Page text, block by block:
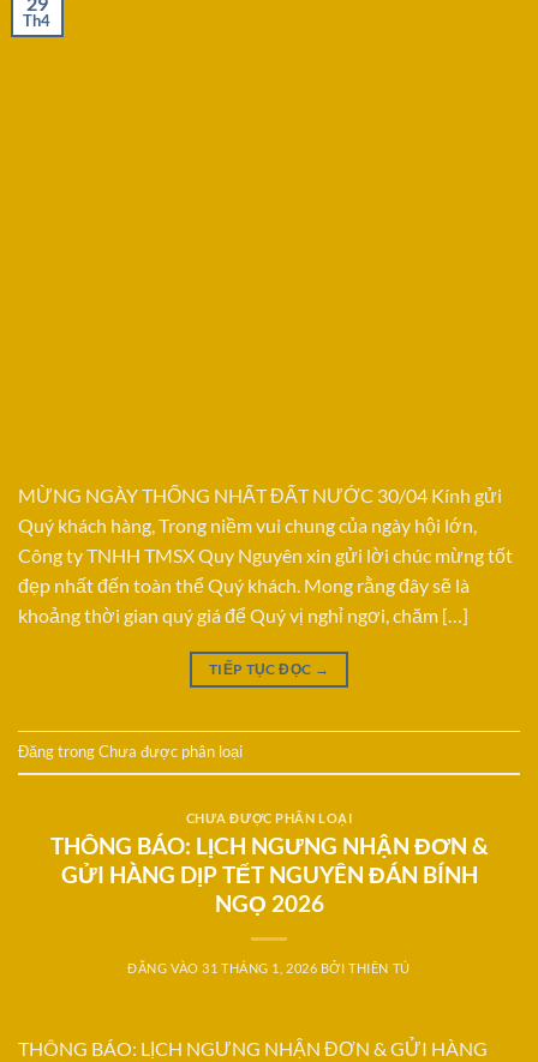
Th4
MỪNG NGÀY THỐNG NHẤT ĐẤT NƯỚC 30/04 Kính gửi
Quý khách hàng, Trong niềm vui chung của ngày hội lớn,
Công ty TNHH TMSX Quy Nguyên xin gửi lời chúc mừng tốt
đẹp nhất đến toàn thể Quý khách. Mong rằng đây sẽ là
khoảng thời gian quý giá để Quý vị nghỉ ngơi, chăm […]
TIẾP TỤC ĐỌC →
Đăng trongChưa được phân loại
CHƯA ĐƯỢC PHÂN LOẠI
THÔNG BÁO: LỊCH NGƯNG NHẬN ĐƠN &
GỬI HÀNG DỊP TẾT NGUYÊN ĐÁN BÍNH
NGỌ 2026
ĐĂNG VÀO31 THÁNG 1, 2026 BỞITHIÊN TÚ
THÔNG BÁO: LỊCH NGƯNG NHẬN ĐƠN & GỬI HÀNG